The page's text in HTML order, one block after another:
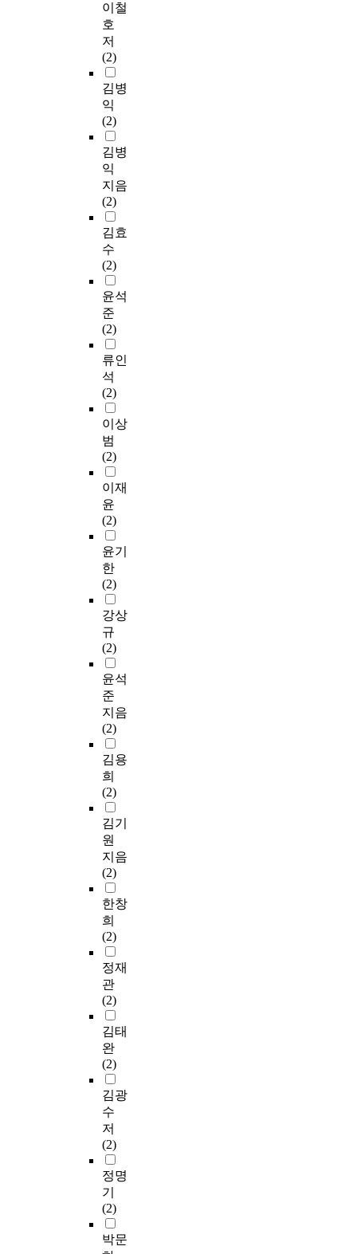
이철
호
저
(2)
김병
익
(2)
김병
익
지음
(2)
김효
수
(2)
윤석
준
(2)
류인
석
(2)
이상
범
(2)
이재
윤
(2)
윤기
한
(2)
강상
규
(2)
윤석
준
지음
(2)
김용
희
(2)
김기
원
지음
(2)
한창
희
(2)
정재
관
(2)
김태
완
(2)
김광
수
저
(2)
정명
기
(2)
박문